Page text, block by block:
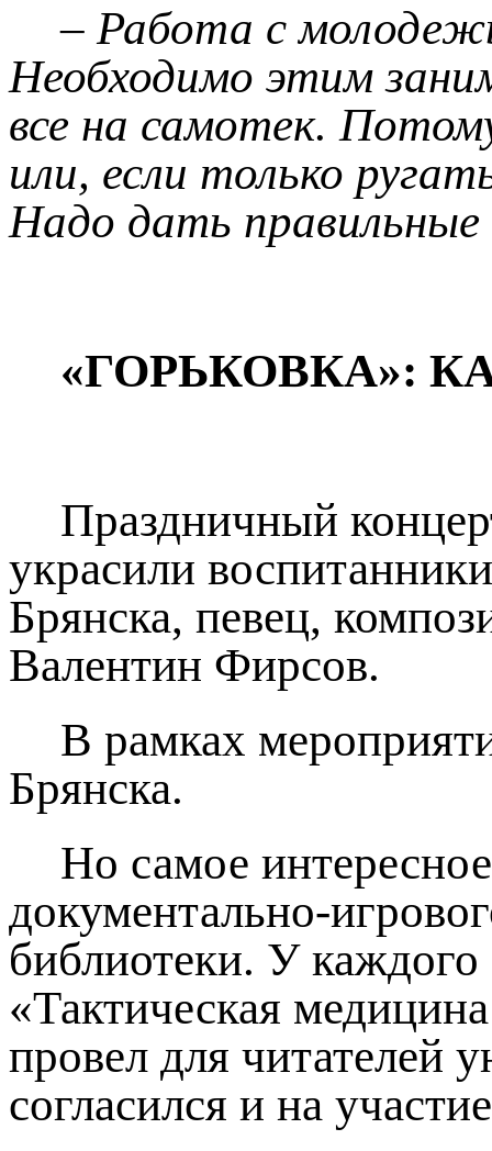
– Работа с
Необходимо этим
все на самотек.
или, если только
Надо дать
«ГОРЬКОВКА»:
Праздничный
украсили
Брянска, певец,
Валентин Фирсов.
В рамках
Брянска.
Но самое
документально-
библиотеки. У каждого
«Тактическая
провел для читателей
согласился и на